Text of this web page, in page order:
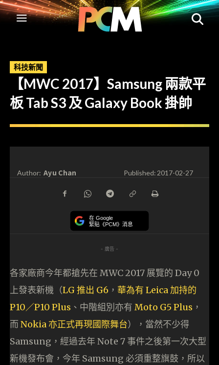
科技新聞
【MWC 2017】Samsung 兩款平
板 Tab S3 及 Galaxy Book 掛帥
Author: Ayu Chan Published:2017-02-27
在 Google
緊貼《PCM》消息
- 廣告 -
各家廠商今年都搶先在 MWC 2017 展覽的 Day 0
上發表新機（LG 推出 G6 ， 華為有 Leica 加持的
P10／P10 Plus 、中階組別亦有 Moto G5 Plus ，
而 Nokia 亦正式再現國際舞台），當然不少得
Samsung，經過去年 Note 7 事件之後第一次大型
新機發布會，今年 Samsung 必須重整旗鼓，所以